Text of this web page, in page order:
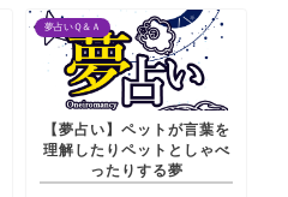
夢占いＱ＆Ａ
【夢占い】ペットが言葉を
理解したりペットとしゃべ
ったりする夢